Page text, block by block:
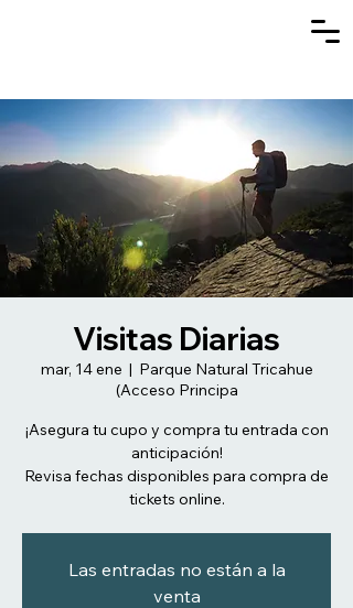
Visitas Diarias
mar, 14 ene
  |
Parque Natural Tricahue
(Acceso Principa
¡Asegura tu cupo y compra tu entrada con
anticipación!
Revisa fechas disponibles para compra de
tickets online.
Las entradas no están a la
venta